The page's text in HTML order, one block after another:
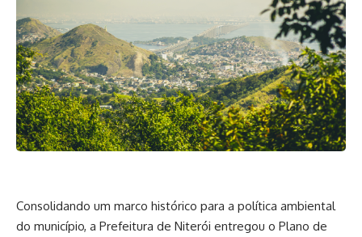
Consolidando um marco histórico para a política ambiental
do município, a Prefeitura de Niterói entregou o Plano de